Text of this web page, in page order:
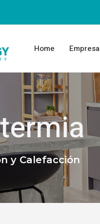
Home Empresa
y Calefacción